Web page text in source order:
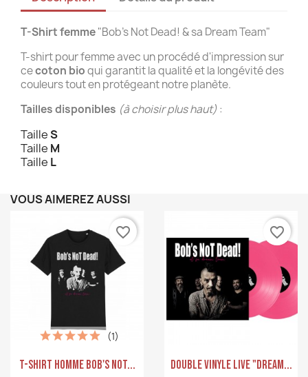
T-Shirt femme"Bob's Not Dead! & sa Dream Team"
T-shirt pour femme avec un procédé d'impression sur
cecoton bioqui garantit la qualité et la longévité des
couleurs tout en protégeant notre planète.
Tailles disponibles (à choisir plus haut) :
TailleS
Taille M
Taille L
VOUS AIMEREZ AUSSI
Aperçu rapide
T-Shirt Homme Bob's Not...
(1)
favorite_border
Aperçu rapide
Double Vinyle LIVE "Dream...
favorite_border